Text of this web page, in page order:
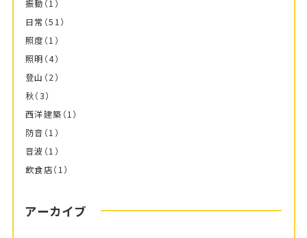
振動 （1）
日常 （51）
照度 （1）
照明 （4）
登山 （2）
秋（3）
西洋建築 （1）
防音 （1）
音波 （1）
飲食店（1）
アーカイブ